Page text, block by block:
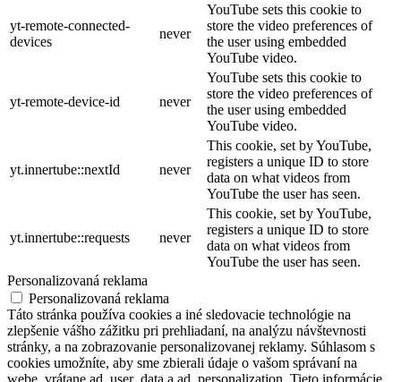
yt-remote-connected-
devices
never
YouTube sets this cookie to
store the video preferences of
the user using embedded
YouTube video.
yt-remote-device-id never
YouTube sets this cookie to
store the video preferences of
the user using embedded
YouTube video.
yt.innertube::nextId never
This cookie, set by YouTube,
registers a unique ID to store
data on what videos from
YouTube the user has seen.
yt.innertube::requests never
This cookie, set by YouTube,
registers a unique ID to store
data on what videos from
YouTube the user has seen.
Personalizovaná reklama
Personalizovaná reklama
Táto stránka používa cookies a iné sledovacie technológie na
zlepšenie vášho zážitku pri prehliadaní, na analýzu návštevnosti
stránky, a na zobrazovanie personalizovanej reklamy. Súhlasom s
cookies umožníte, aby sme zbierali údaje o vašom správaní na
webe, vrátane ad_user_data a ad_personalization. Tieto informácie